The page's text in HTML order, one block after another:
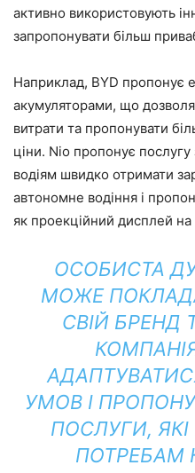
активно використовують
запропонувати більш
Наприклад, BYD пропонує
акумуляторами, що
витрати та пропонувати
ціни. Nio пропонує
водіям швидко отримати
автономне водіння і
як проекційний дисплей
ОСОБИСТА
МОЖЕ
СВІЙ БРЕНД
УМОВ І
ПОСЛУГИ,
ПОТРЕБАМ